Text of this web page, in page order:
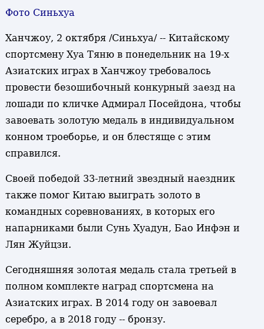
Фото Синьхуа
Ханчжоу, 2 октября /Синьхуа/ -- Китайскому
спортсмену Хуа Тяню в понедельник на 19-х
Азиатских играх в Ханчжоу требовалось
провести безошибочный конкурный заезд на
лошади по кличке Адмирал Посейдона, чтобы
завоевать золотую медаль в индивидуальном
конном троеборье, и он блестяще с этим
справился.
Своей победой 33-летний звездный наездник
также помог Китаю выиграть золото в
командных соревнованиях, в которых его
напарниками были Сунь Хуадун, Бао Инфэн и
Лян Жуйцзи.
Сегодняшняя золотая медаль стала третьей в
полном комплекте наград спортсмена на
Азиатских играх. В 2014 году он завоевал
серебро, а в 2018 году -- бронзу.